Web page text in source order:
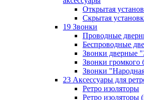
Открытая
Скрытая
19 Звонки
Проводные
Беспроводные
Звонки дверные
Звонки громкого
Звонки
23 Аксессуары для
Ретро изоляторы
Ретро изоляторы